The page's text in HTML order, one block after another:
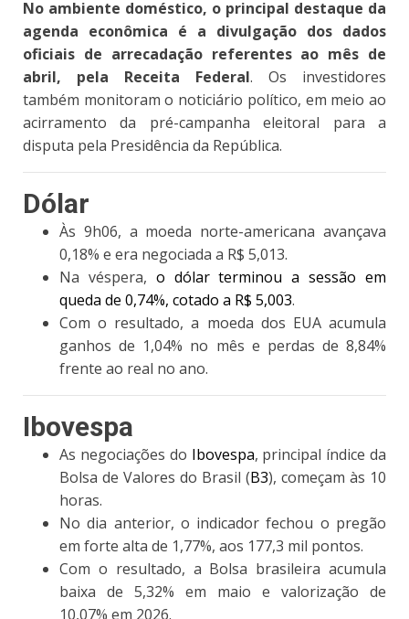
No ambiente doméstico, o principal destaque da
agenda econômica é a divulgação dos dados
oficiais de arrecadação referentes ao mês de
abril, pela Receita Federal. Os investidores
também monitoram o noticiário político, em meio ao
acirramento da pré-campanha eleitoral para a
disputa pela Presidência da República.
Dólar
Às 9h06, a moeda norte-americana avançava
0,18% e era negociada a R$ 5,013.
Na véspera, o dólar terminou a sessão em
queda de 0,74%, cotado a R$ 5,003.
Com o resultado, a moeda dos EUA acumula
ganhos de 1,04% no mês e perdas de 8,84%
frente ao real no ano.
Ibovespa
As negociações do Ibovespa, principal índice da
Bolsa de Valores do Brasil (B3), começam às 10
horas.
No dia anterior, o indicador fechou o pregão
em forte alta de 1,77%, aos 177,3 mil pontos.
Com o resultado, a Bolsa brasileira acumula
baixa de 5,32% em maio e valorização de
10,07% em 2026.